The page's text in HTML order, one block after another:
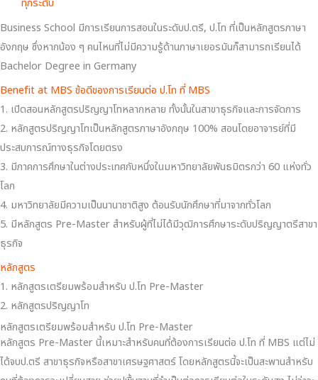
ก็ถือเป็นอีกตัวเลือกหนึ่งสำหรับน้อง ๆ เพราะเนื่องจากมหาวิทยาลัย Munich
Business School มีการเรียนการสอนในระดับป.ตรี, ป.โท ที่เป็นหลักสูตรภาษา
อังกฤษ ซึ่งหากน้อง ๆ คนไหนที่ไม่มีความรู้ด้านภาษาเยอรมันก็สามารถเรียนได้
Bachelor Degree in Germany
Benefit at MBS ข้อดีของการเรียนต่อ ป.โท ที่ MBS
1. เปิดสอนหลักสูตรปริญญาโทหลากหลาย ทั้งนั้นในสาขาธุรกิจและการจัดการ
2. หลักสูตรปริญญาโทเป็นหลักสูตรภาษาอังกฤษ 100% สอนโดยอาจารย์ที่มี
ประสบการณ์ทางธุรกิจโดยตรง
3. มีภาคการศึกษาในต่างประเทศกับหนึ่งในมหาวิทยาลัยพันธมิตรกว่า 60 แห่งทั่ว
โลก
4. มหาวิทยาลัยมีความเป็นนานาชาติสูง ต้อนรับนักศึกษาที่มาจากทั่วโลก
5. มีหลักสูตร Pre-Master สำหรับผู้ที่ไม่ได้มีวุฒิการศึกษาระดับปริญญาตรีสาขา
ธุรกิจ
หลักสูตร
1. หลักสูตรเตรียมพร้อมสำหรับ ป.โท Pre-Master
2. หลักสูตรปริญญาโท
หลักสูตรเตรียมพร้อมสำหรับ ป.โท Pre-Master
หลักสูตร Pre-Master นี้เหมาะสำหรับคนที่ต้องการเรียนต่อ ป.โท ที่ MBS แต่ไม่
ได้จบป.ตรี สาขาธุรกิจหรือสาขาเศรษฐศาสตร์ โดยหลักสูตรนี้จะเป็นสะพานสำหรับ